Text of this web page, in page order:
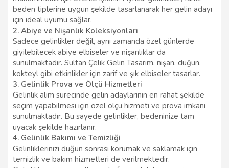
beden tiplerine uygun şekilde tasarlanarak her gelin adayı
için ideal uyumu sağlar.
2. Abiye ve Nişanlık Koleksiyonları
Sadece gelinlikler değil, aynı zamanda özel günlerde
giyilebilecek abiye elbiseler ve nişanlıklar da
sunulmaktadır. Sultan Çelik Gelin Tasarım, nişan, düğün,
kokteyl gibi etkinlikler için zarif ve şık elbiseler tasarlar.
3. Gelinlik Prova ve Ölçü Hizmetleri
Gelinlik alım sürecinde gelin adaylarının en rahat şekilde
seçim yapabilmesi için özel ölçü hizmeti ve prova imkanı
sunulmaktadır. Bu sayede gelinlikler, bedeninize tam
uyacak şekilde hazırlanır.
4. Gelinlik Bakımı ve Temizliği
Gelinliklerinizi düğün sonrası korumak ve saklamak için
temizlik ve bakım hizmetleri de verilmektedir.